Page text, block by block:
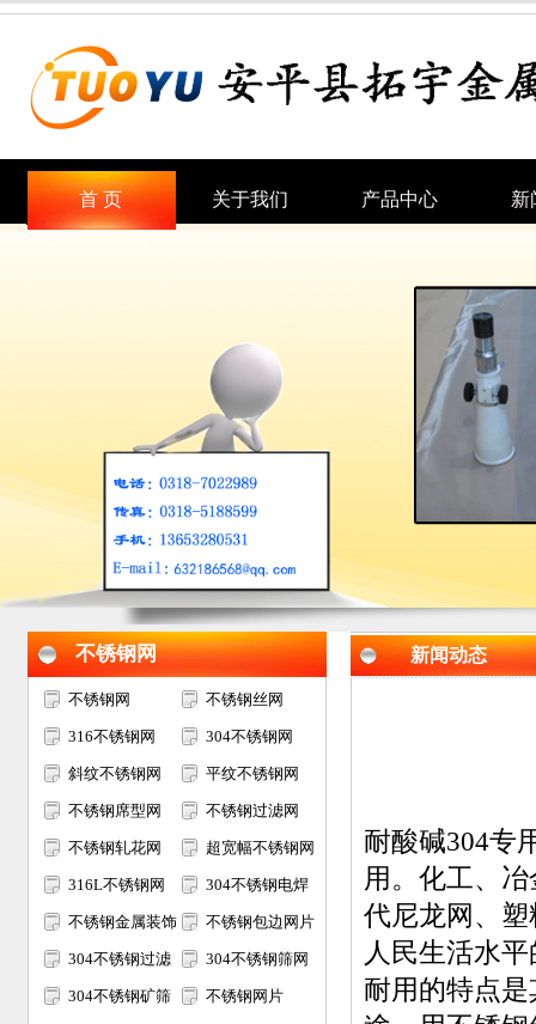
首 页 关于我们 产品中心 新
不锈钢网
不锈钢网 不锈钢丝网
316不锈钢网 304不锈钢网
斜纹不锈钢网 平纹不锈钢网
不锈钢席型网 不锈钢过滤网
不锈钢轧花网 超宽幅不锈钢网
316L不锈钢网 304不锈钢电焊
网
不锈钢金属装饰
网
不锈钢包边网片
304不锈钢过滤
网筒
304不锈钢筛网
304不锈钢矿筛 不锈钢网片
新闻动态
耐酸碱304专
用。化工、
代尼龙网、
人民生活水
耐用的特点